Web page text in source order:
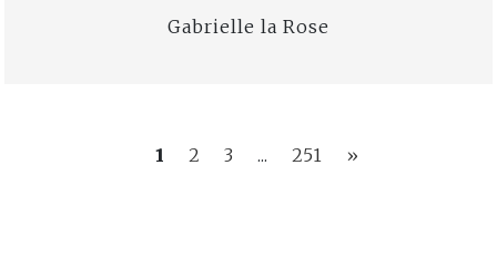
Gabrielle la Rose
1 2 3 ... 251 »